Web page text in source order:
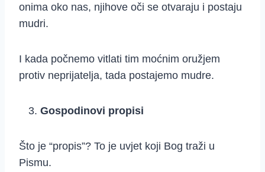
onima oko nas, njihove oči se otvaraju i postaju
mudri.
I kada počnemo vitlati tim moćnim oružjem
protiv neprijatelja, tada postajemo mudre.
Gospodinovi propisi
Što je “propis”? To je uvjet koji Bog traži u
Pismu.